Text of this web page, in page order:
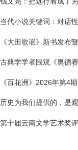
当代小说关键词：对话
《大田歌谣》新书发布
古典学学者围观《奥德赛》：黑白海伦、
《百花洲》2026年第4期｜巽之先
历史为我们提供的，是观照当下的方法
第十届云南文学艺术奖